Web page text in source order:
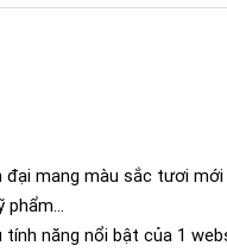
mang màu sắc tươi
phẩm...
năng nổi bật của 1